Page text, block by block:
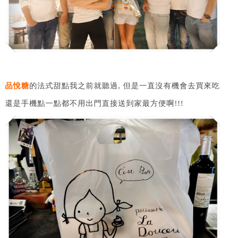
品悅糖的法式甜點我之前就聽過, 但是一直沒有機會去買來吃
還是手機點一點都不用出門直接送到家最方便啊!!!